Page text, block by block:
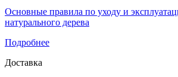
Основные правила по уходу и
натурального дерева
Подробнее
Доставка